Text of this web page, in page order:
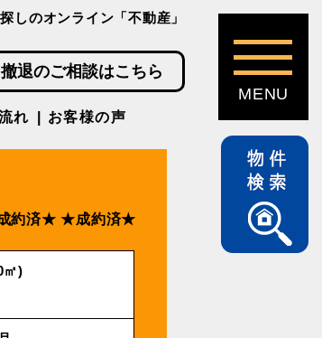
しのオンライン「不動産」
退のご相談はこちら
れ お客様の声
約済★ ★成約済★
㎡)